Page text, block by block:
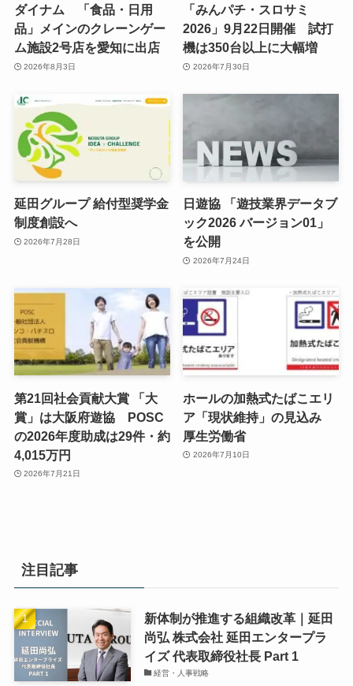
ダイナム 「食品・日用
品」メインのクレーンゲー
ム施設2号店を愛知に出店
2026年8月3日
「みんパチ・スロサミ
2026」9月22日開催 試打
機は350台以上に大幅増
2026年7月30日
延田グループ 給付型奨学金
制度創設へ
2026年7月28日
日遊協 「遊技業界データブ
ック2026 バージョン01」
を公開
2026年7月24日
第21回社会貢献大賞 「大
賞」は大阪府遊協 POSC
の2026年度助成は29件・約
4,015万円
2026年7月21日
ホールの加熱式たばこエリ
ア「現状維持」の見込み
厚生労働省
2026年7月10日
注目記事
新体制が推進する組織改革｜延田
尚弘 株式会社 延田エンタープラ
イズ 代表取締役社長 Part 1
経営・人事戦略